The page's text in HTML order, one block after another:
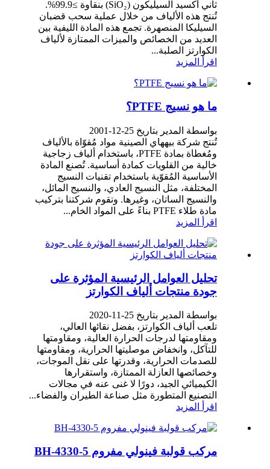
ثاني أكسيد السيليكون (SiO₂) بنقاوة ≥99.9%.
تُنتج هذه الألياف من خلال عملية سحب قضبان
السيليكا المنصهرة. تجمع هذه المادة الليفية بين
العديد من الخصائص والميزات الممتازة لألياف
الكوارتز الصلبة...
اقرأ المزيد
ما هو نسيج PTFE؟
بواسطة المدير بتاريخ 25-12-2001
تُنتج شركة بيههاي الصينية مواد مُقوّاة بالألياف
ومُغطاة بمادة PTFE، باستخدام ألياف زجاجية
خالية من القلويات كمادة أساسية. تُصنع المادة
الأساسية المُقوّية باستخدام تقنيات النسيج
المختلفة، مثل النسيج العادي، والنسيج المائل،
والنسيج الساتان، وغيرها. وتقوم شركتنا بتركيب
مادة طلاء PTFE بناءً على المواد الخام...
اقرأ المزيد
تحليل العوامل الرئيسية المؤثرة على
جودة منتجات ألياف الكوارتز
بواسطة المدير بتاريخ 25-11-2020
تلعب ألياف الكوارتز، بفضل نقائها العالي،
ومقاومتها لدرجات الحرارة العالية، ومقاومتها
للتآكل، وانخفاض موصليتها الحرارية، ومقاومتها
للصدمات الحرارية، وقدرتها على نقل الموجات،
وخصائصها العازلة الممتازة، واستقرارها
الكيميائي الجيد، دورًا لا غنى عنه في مجالات
التصنيع المتطورة مثل صناعة الطيران والفضاء...
اقرأ المزيد
مركب قولبة فينولي مفروم BH-4330-5